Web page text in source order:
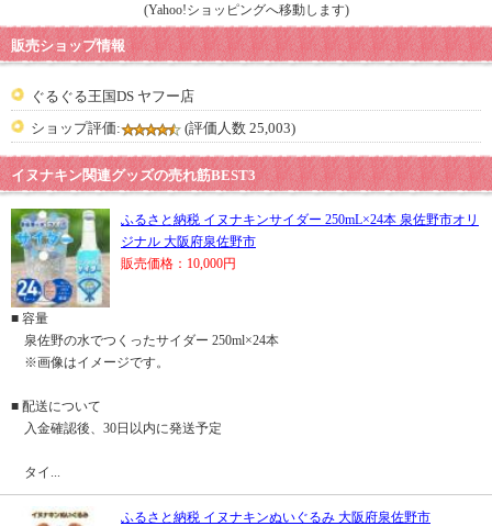
(Yahoo!ショッピングへ移動します)
販売ショップ情報
ぐるぐる王国DS ヤフー店
ショップ評価:
(評価人数 25,003)
イヌナキン関連グッズの売れ筋BEST3
ふるさと納税 イヌナキンサイダー 250mL×24本 泉佐野市オリ
ジナル 大阪府泉佐野市
販売価格：10,000円
■ 容量
泉佐野の水でつくったサイダー 250ml×24本
※画像はイメージです。
■ 配送について
入金確認後、30日以内に発送予定
タイ...
ふるさと納税 イヌナキンぬいぐるみ 大阪府泉佐野市